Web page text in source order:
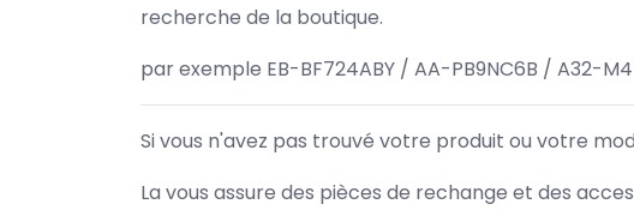
recherche de la boutique.
par exemple EB-BF724ABY / AA-PB9NC6B / A32-
Si vous n'avez pas trouvé votre produit ou votre
La vous assure des pièces de rechange et des